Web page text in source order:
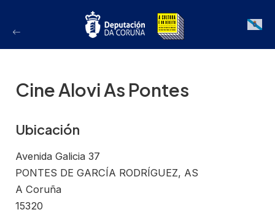
Galician
Cine Alovi As Pontes
Ubicación
Avenida Galicia 37
PONTES DE GARCÍA RODRÍGUEZ, AS
A Coruña
15320